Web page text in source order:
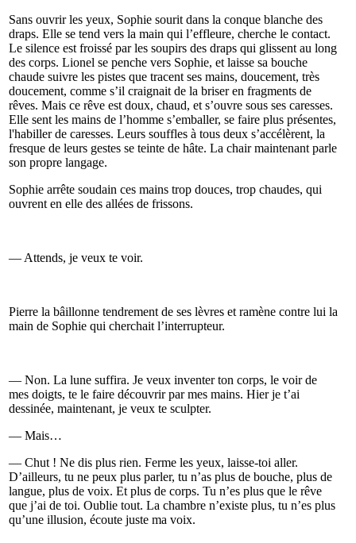
Sans ouvrir les yeux, Sophie sourit dans la conque blanche des
draps. Elle se tend vers la main qui l’effleure, cherche le contact.
Le silence est froissé par les soupirs des draps qui glissent au long
des corps. Lionel se penche vers Sophie, et laisse sa bouche
chaude suivre les pistes que tracent ses mains, doucement, très
doucement, comme s’il craignait de la briser en fragments de
rêves. Mais ce rêve est doux, chaud, et s’ouvre sous ses caresses.
Elle sent les mains de l’homme s’emballer, se faire plus présentes,
l'habiller de caresses. Leurs souffles à tous deux s’accélèrent, la
fresque de leurs gestes se teinte de hâte. La chair maintenant parle
son propre langage.
Sophie arrête soudain ces mains trop douces, trop chaudes, qui
ouvrent en elle des allées de frissons.
— Attends, je veux te voir.
Pierre la bâillonne tendrement de ses lèvres et ramène contre lui la
main de Sophie qui cherchait l’interrupteur.
— Non. La lune suffira. Je veux inventer ton corps, le voir de
mes doigts, te le faire découvrir par mes mains. Hier je t’ai
dessinée, maintenant, je veux te sculpter.
— Mais…
— Chut ! Ne dis plus rien. Ferme les yeux, laisse-toi aller.
D’ailleurs, tu ne peux plus parler, tu n’as plus de bouche, plus de
langue, plus de voix. Et plus de corps. Tu n’es plus que le rêve
que j’ai de toi. Oublie tout. La chambre n’existe plus, tu n’es plus
qu’une illusion, écoute juste ma voix.